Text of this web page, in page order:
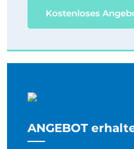
Kostenloses
ANGEBOT